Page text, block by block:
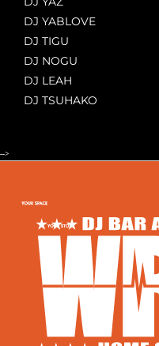
DJ YABLOVE
DJ TIGU
DJ NOGU
DJ LEAH
DJ TSUHAKO
-->